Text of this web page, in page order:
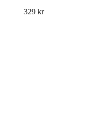
329 kr